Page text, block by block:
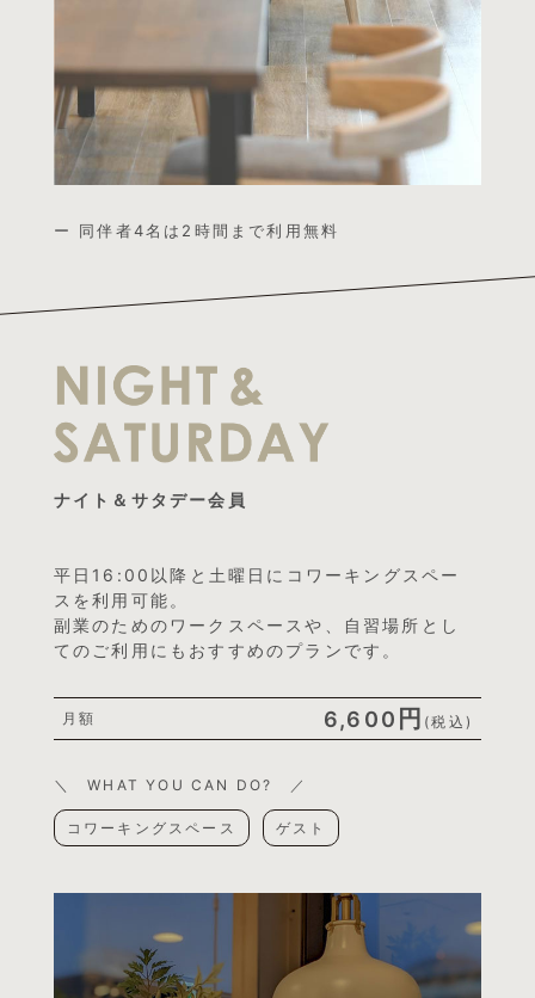
ー 同伴者4名は2時間まで利用無料
ナイト＆サタデー会員
平日16:00以降と土曜日にコワーキングスペー
スを利用可能。
副業のためのワークスペースや、自習場所とし
てのご利用にもおすすめのプランです。
月額 6,600 円 (税込)
＼ WHAT YOU CAN DO? ／
コワーキングスペース ゲスト